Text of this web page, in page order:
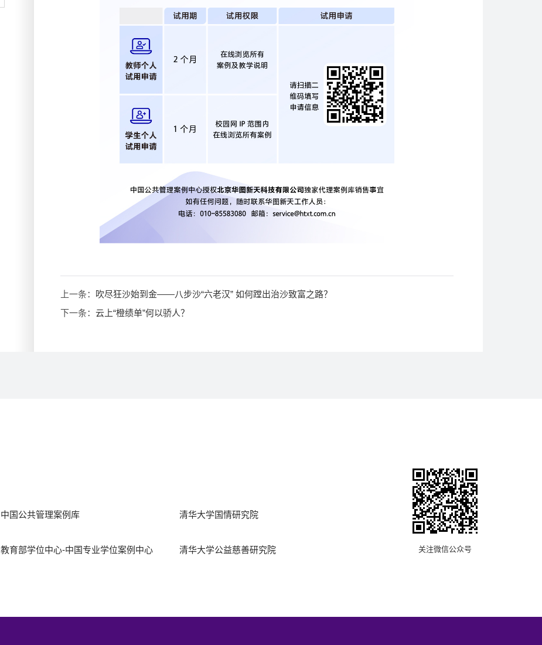
上一条：
吹尽狂沙始到金——八步沙“六老汉” 如何蹚出治沙致富之路？
下一条： 云上“橙绩单”何以骄人？
中国公共管理案例库 清华大学国情研究院
教育部学位中心-中国专业学位案例中心 清华大学公益慈善研究院 关注微信公众号